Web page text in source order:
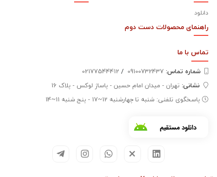
دانلود
راهنمای محصولات دست دوم
تماس با ما
شماره تماس‌: /
02177544412
نشانی: تهران - میدان امام حسین - پاساژ لوکس - پلاک 16
پاسخگوی تلفنی: شنبه تا چهارشنبه 12~17 - پنج شنبه 11~14